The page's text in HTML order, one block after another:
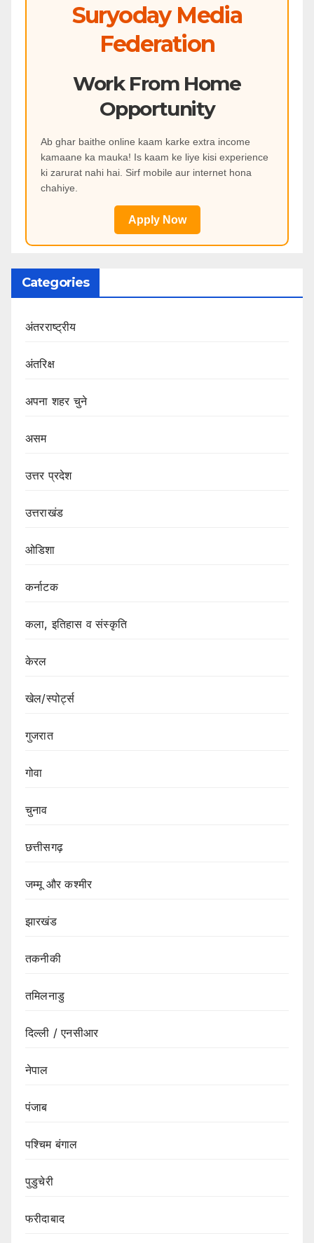
Suryoday Media
Federation
Work From Home
Opportunity
Ab ghar baithe online kaam karke extra income
kamaane ka mauka! Is kaam ke liye kisi experience
ki zarurat nahi hai. Sirf mobile aur internet hona
chahiye.
Apply Now
Categories
अंतरराष्ट्रीय
अंतरिक्ष
अपना शहर चुने
असम
उत्तर प्रदेश
उत्तराखंड
ओडिशा
कर्नाटक
कला, इतिहास व संस्कृति
केरल
खेल/स्पोर्ट्स
गुजरात
गोवा
चुनाव
छत्तीसगढ़
जम्मू और कश्मीर
झारखंड
तकनीकी
तमिलनाडु
दिल्ली / एनसीआर
नेपाल
पंजाब
पश्चिम बंगाल
पुडुचेरी
फरीदाबाद